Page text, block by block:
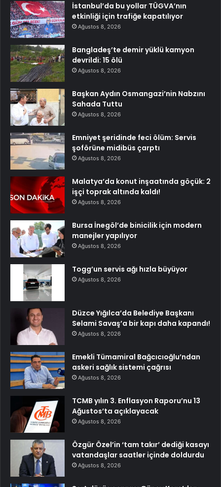
İstanbul’da bu yollar TÜGVA’nın
etkinliği için trafiğe kapatılıyor
Ağustos 8, 2026
Bangladeş’te demir yüklü kamyon
devrildi: 15 ölü
Ağustos 8, 2026
Başkan Aydın Osmangazi’nin Nabzını
Sahada Tuttu
Ağustos 8, 2026
Emniyet şeridinde feci ölüm: Servis
şoförüne midibüs çarptı
Ağustos 8, 2026
Malatya’da konut inşaatında göçük: 2
işçi toprak altında kaldı!
Ağustos 8, 2026
Bursa İnegöl’de binicilik için modern
manejler yapılıyor
Ağustos 8, 2026
Togg’un servis ağı hızla büyüyor
Ağustos 8, 2026
Düzce Yığılca’da Belediye Başkanı
Selami Savaş’a bir kapı daha kapandı!
Ağustos 8, 2026
Emekli Tümamiral Bağcıcıoğlu’ndan
askeri sağlık sistemi çağrısı
Ağustos 8, 2026
TCMB yılın 3. Enflasyon Raporu’nu 13
Ağustos’ta açıklayacak
Ağustos 8, 2026
Özgür Özel’in ‘tam takır’ dediği kasayı
vatandaşlar saatler içinde doldurdu
Ağustos 8, 2026